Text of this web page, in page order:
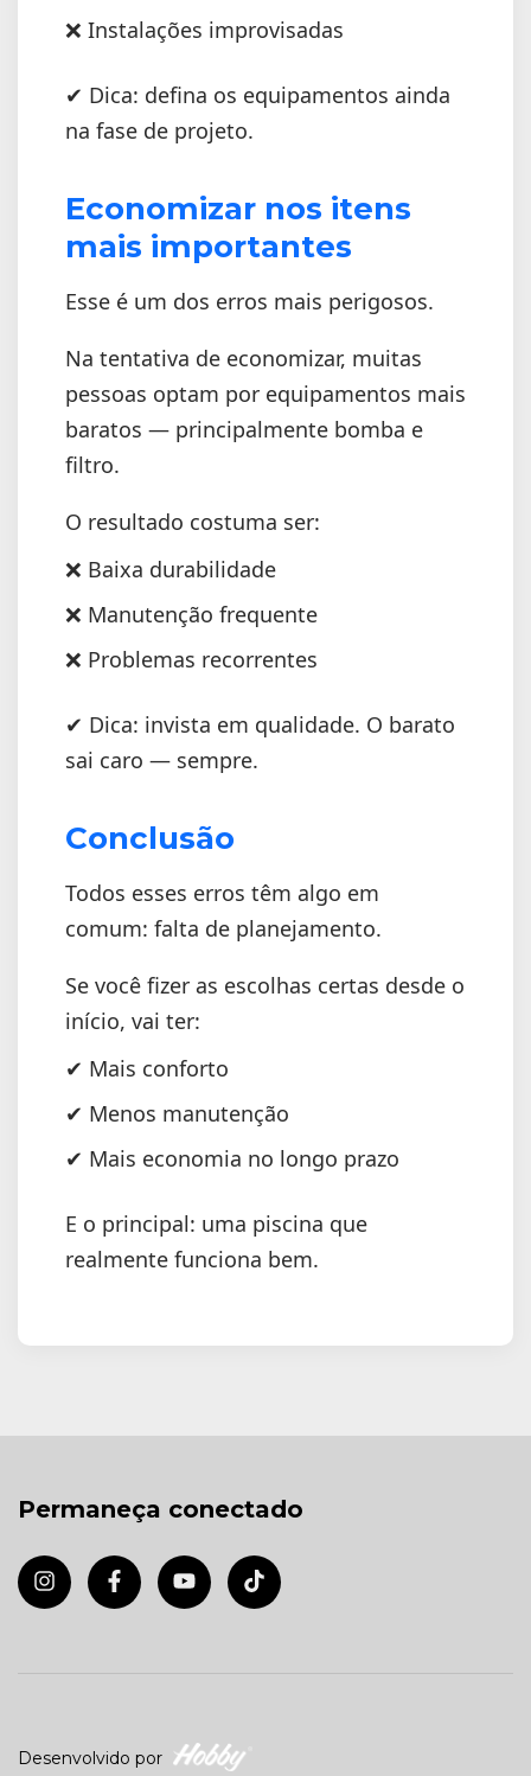
❌ Instalações improvisadas
✔ Dica: defina os equipamentos ainda
na fase de projeto.
Economizar nos itens
mais importantes
Esse é um dos erros mais perigosos.
Na tentativa de economizar, muitas
pessoas optam por equipamentos mais
baratos — principalmente bomba e
filtro.
O resultado costuma ser:
❌ Baixa durabilidade
❌ Manutenção frequente
❌ Problemas recorrentes
✔ Dica: invista em qualidade. O barato
sai caro — sempre.
Conclusão
Todos esses erros têm algo em
comum: falta de planejamento.
Se você fizer as escolhas certas desde o
início, vai ter:
✔ Mais conforto
✔ Menos manutenção
✔ Mais economia no longo prazo
E o principal: uma piscina que
realmente funciona bem.
Permaneça conectado
Desenvolvido por